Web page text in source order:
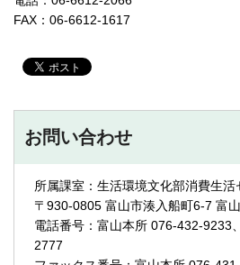
FAX：06-6612-1617
お問い合わせ
所属課室：生活環境文化部消費生活
〒930-0805 富山市湊入船町6-7 富
電話番号：富山本所 076-432-9233
2777